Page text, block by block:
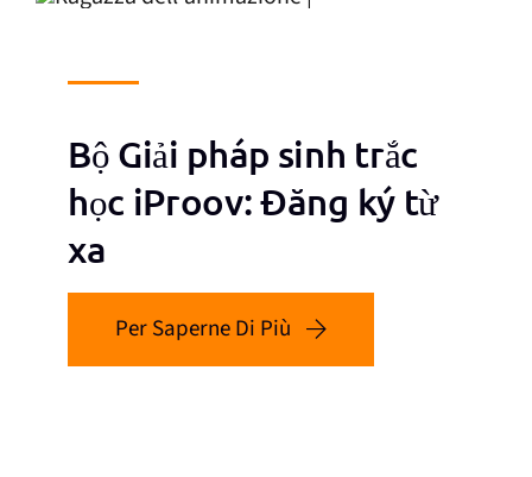
Bộ Giải pháp sinh trắc
học iProov: Đăng ký từ
xa
Per Saperne Di Più